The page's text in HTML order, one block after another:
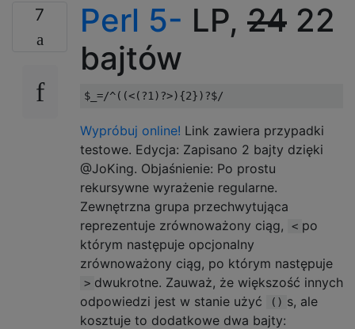
7 Perl 5- LP, 24 22
bajtów
$_ =/^((<(?1)?>){2})?$/
Wypróbuj online! Link zawiera przypadki
testowe. Edycja: Zapisano 2 bajty dzięki
@JoKing. Objaśnienie: Po prostu
rekursywne wyrażenie regularne.
Zewnętrzna grupa przechwytująca
reprezentuje zrównoważony ciąg,
< po
którym następuje opcjonalny
zrównoważony ciąg, po którym następuje
> dwukrotne. Zauważ, że większość innych
odpowiedzi jest w stanie użyć
() s, ale
kosztuje to dodatkowe dwa bajty: